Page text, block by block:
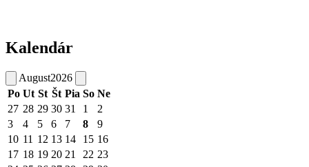
Kalendár
August2026
Po Ut St Št Pia So Ne
27 28 29 30 31 1
2
3
4 5 6 7 8
9
10 11 12 13 14 15 16
17 18 19 20 21 22 23